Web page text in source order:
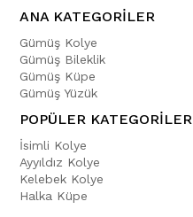
ANA KATEGORİLER
Gümüş Kolye
Gümüş Bileklik
Gümüş Küpe
Gümüş Yüzük
POPÜLER KATEGORİLER
İsimli Kolye
Ayyıldız Kolye
Kelebek Kolye
Halka Küpe